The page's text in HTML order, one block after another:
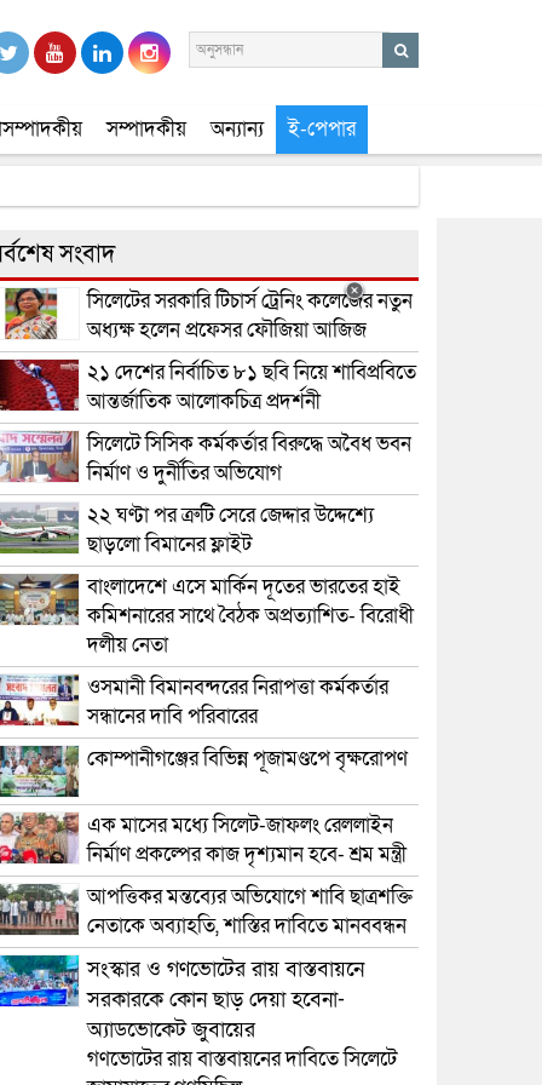
সম্পাদকীয় অন্যান্য ই-পেপার
সংবাদ
সিলেটের সরকারি টিচার্স ট্রেনিং কলেজের নতুন
অধ্যক্ষ হলেন প্রফেসর ফৌজিয়া আজিজ
২১ দেশের নির্বাচিত ৮১ ছবি নিয়ে শাবিপ্রবিতে
আন্তর্জাতিক আলোকচিত্র প্রদর্শনী
সিলেটে সিসিক কর্মকর্তার বিরুদ্ধে অবৈধ ভবন
নির্মাণ ও দুর্নীতির অভিযোগ
২২ ঘণ্টা পর ত্রুটি সেরে জেদ্দার উদ্দেশ্যে
ছাড়লো বিমানের ফ্লাইট
বাংলাদেশে এসে মার্কিন দূতের ভারতের হাই
কমিশনারের সাথে বৈঠক অপ্রত্যাশিত- বিরোধী
দলীয় নেতা
ওসমানী বিমানবন্দরের নিরাপত্তা কর্মকর্তার
সন্ধানের দাবি পরিবারের
কোম্পানীগঞ্জের বিভিন্ন পূজামণ্ডপে বৃক্ষরোপণ
এক মাসের মধ্যে সিলেট-জাফলং রেললাইন
নির্মাণ প্রকল্পের কাজ দৃশ্যমান হবে- শ্রম মন্ত্রী
আপত্তিকর মন্তব্যের অভিযোগে শাবি ছাত্রশক্তি
নেতাকে অব্যাহতি, শাস্তির দাবিতে মানববন্ধন
সংস্কার ও গণভোটের রায় বাস্তবায়নে
সরকারকে কোন ছাড় দেয়া হবেনা-
অ্যাডভোকেট জুবায়ের
গণভোটের রায় বাস্তবায়নের দাবিতে সিলেটে